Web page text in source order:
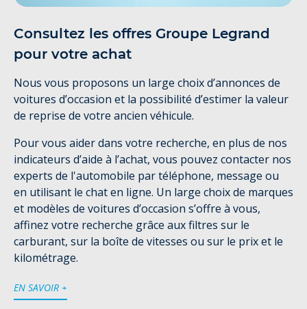
Consultez les offres Groupe Legrand
pour votre achat
Nous vous proposons un large choix d’annonces de
voitures d’occasion et la possibilité d’estimer la valeur
de reprise de votre ancien véhicule.
Pour vous aider dans votre recherche, en plus de nos
indicateurs d’aide à l’achat, vous pouvez contacter nos
experts de l'automobile par téléphone, message ou
en utilisant le chat en ligne. Un large choix de marques
et modèles de voitures d’occasion s’offre à vous,
affinez votre recherche grâce aux filtres sur le
carburant, sur la boîte de vitesses ou sur le prix et le
kilométrage.
EN SAVOIR +